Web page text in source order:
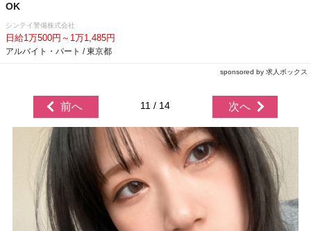
OK
シンテイ警備株式会社
日給1万500円～1万1,485円
アルバイト・パート / 東京都
sponsored by 求人ボックス
前へ 11 / 14 次へ